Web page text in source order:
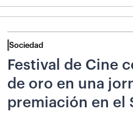
Sociedad
Festival de Cine
de oro en una
premiación en el